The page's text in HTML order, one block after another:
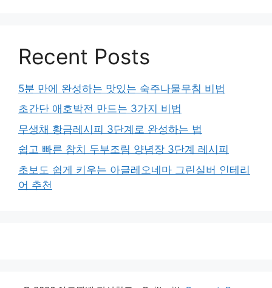
Recent Posts
5분 만에 완성하는 맛있는 숙주나물무침 비법
초간단 애호박전 만드는 3가지 비법
무생채 황금레시피 3단계로 완성하는 법
쉽고 빠른 참치 두부조림 양념장 3단계 레시피
초보도 쉽게 키우는 아글레오네마 그린실버 인테리
어 추천